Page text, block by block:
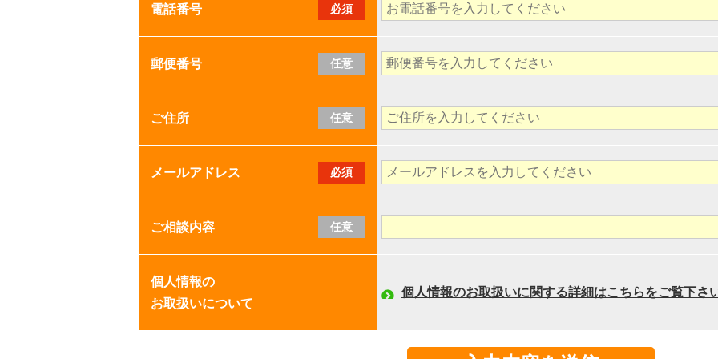
電話番号 必須
郵便番号 任意
ご住所 任意
メールアドレス 必須
ご相談内容 任意
個人情報の
お取扱いについて
個人情報のお取扱いに関する詳細はこちらをご覧下さ